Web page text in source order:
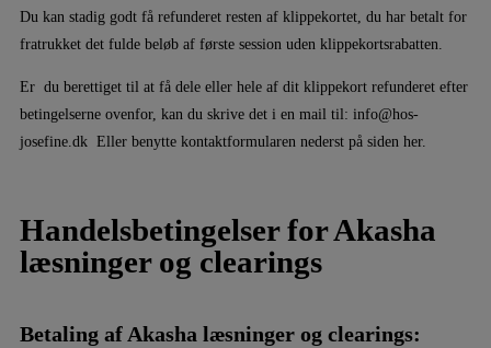
Du kan stadig godt få refunderet resten af klippekortet, du har betalt for
fratrukket det fulde beløb af første session uden klippekortsrabatten.
Er du berettiget til at få dele eller hele af dit klippekort refunderet efter
betingelserne ovenfor, kan du skrive det i en mail til: info@hos-
josefine.dk Eller benytte kontaktformularen nederst på siden her.
Handelsbetingelser for Akasha
læsninger og clearings
Betaling af Akasha læsninger og clearings: